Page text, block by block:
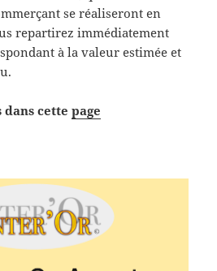
se réaliseront en
repartirez immédiatement
à la valeur estimée et
dans cettepage